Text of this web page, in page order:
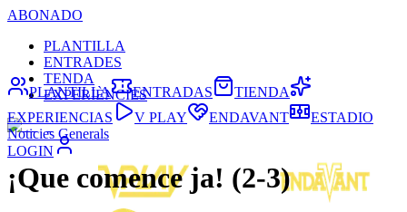
ABONADO
PLANTILLA
ENTRADES
TENDA
EXPERIÈNCIES
LOGIN
PLANTILLA ENTRADAS
TIENDA
EXPERIENCIAS
V PLAY ENDAVANT
ESTADIO
Noticies Generals
¡Que comence ja! (2-3)